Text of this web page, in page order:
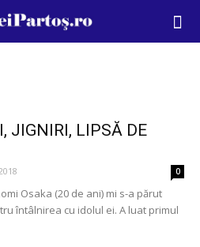
JIGNIRI, LIPSĂ DE
0
Osaka (20 de ani) mi s-a părut
întâlnirea cu idolul ei. A luat primul